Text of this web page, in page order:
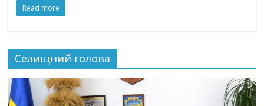
Read more
Селищний голова